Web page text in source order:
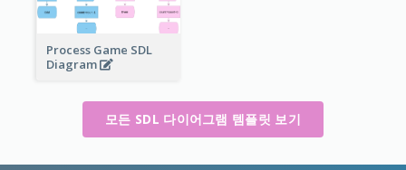
Process Game SDL
Diagram
모든 SDL 다이어그램 템플릿 보기